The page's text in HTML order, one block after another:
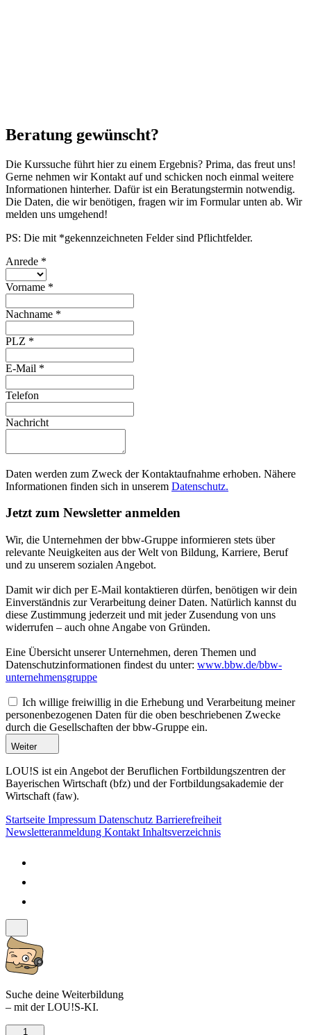
Beratung gewünscht?
Die Kurssuche führt hier zu einem Ergebnis? Prima, das freut uns!
Gerne nehmen wir Kontakt auf und schicken noch einmal weitere
Informationen hinterher. Dafür ist ein Beratungstermin notwendig.
Die Daten, die wir benötigen, fragen wir im Formular unten ab. Wir
melden uns umgehend!
PS: Die mit *gekennzeichneten Felder sind Pflichtfelder.
Anrede *
Vorname *
Nachname *
PLZ *
E-Mail *
Telefon
Nachricht
Daten werden zum Zweck der Kontaktaufnahme erhoben. Nähere
Informationen finden sich in unserem Datenschutz.
Jetzt zum Newsletter anmelden
Wir, die Unternehmen der bbw-Gruppe informieren stets über
relevante Neuigkeiten aus der Welt von Bildung, Karriere, Beruf
und zu unserem sozialen Angebot.
Damit wir dich per E-Mail kontaktieren dürfen, benötigen wir dein
Einverständnis zur Verarbeitung deiner Daten. Natürlich kannst du
diese Zustimmung jederzeit und mit jeder Zusendung von uns
widerrufen – auch ohne Angabe von Gründen.
Eine Übersicht unserer Unternehmen, deren Themen und
Datenschutzinformationen findest du unter: www.bbw.de/bbw-
unternehmensgruppe
Ich willige freiwillig in die Erhebung und Verarbeitung meiner
personenbezogenen Daten für die oben beschriebenen Zwecke
durch die Gesellschaften der bbw-Gruppe ein.
Weiter
LOU!S ist ein Angebot der Beruflichen Fortbildungszentren der
Bayerischen Wirtschaft (bfz) und der Fortbildungsakademie der
Wirtschaft (faw).
Startseite Impressum Datenschutz Barrierefreiheit
Newsletteranmeldung Kontakt Inhaltsverzeichnis
Suche deine Weiterbildung
– mit der LOU!S-KI.
1